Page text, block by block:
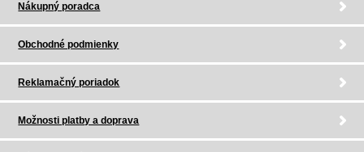
Nákupný poradca
Obchodné podmienky
Reklamačný poriadok
Možnosti platby a doprava